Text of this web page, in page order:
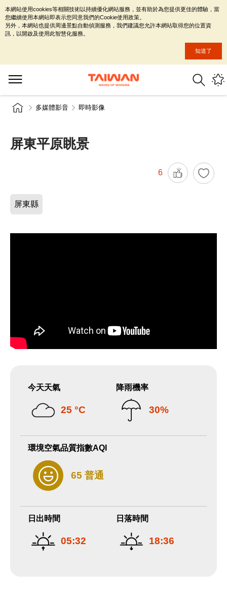
多媒體影音 即時影像
屏東平原眺景
6
屏東縣
今天天氣
25 °C
降雨機率
30%
環境空氣品質指數AQI
65 普通
日出時間
05:32
日落時間
18:36
本網站使用cookies等相關技術以持續優化網站服務，並有助於為您提供更佳的體驗，當
您繼續使用本網站即表示您同意我們的Cookie使用政策。
另外，本網站也提供周邊景點自動偵測服務，我們建議您允許本網站取得您的位置資
訊，以開啟及使用此智慧化服務。
知道了